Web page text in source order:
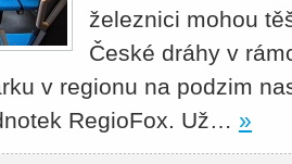
železnici mohou
České dráhy v
v regionu na podzim
RegioFox. Už… »